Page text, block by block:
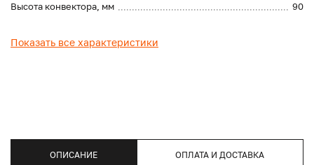
Высота конвектора, мм
90
Показать все характеристики
ОПИСАНИЕ ОПЛАТА И ДОСТАВКА